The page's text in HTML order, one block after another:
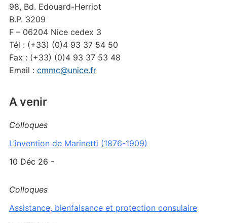
98, Bd. Edouard-Herriot
B.P. 3209
F – 06204 Nice cedex 3
Tél : (+33) (0)4 93 37 54 50
Fax : (+33) (0)4 93 37 53 48
Email : cmmc@unice.fr
A venir
Colloques
L’invention de Marinetti (1876-1909)
10 Déc 26 -
Colloques
Assistance, bienfaisance et protection consulaire